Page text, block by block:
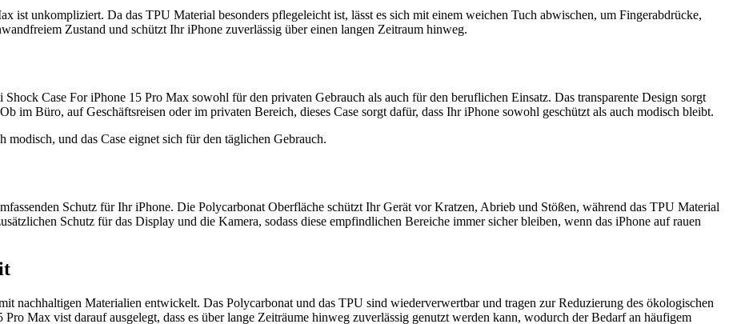
ist unkompliziert. Da das TPU Material besonders pflegeleicht ist, lässt es sich mit einem weichen Tuch abwischen, um Fingerabdrücke,
Zustand und schützt Ihr iPhone zuverlässig über einen langen Zeitraum hinweg.
Case For iPhone 15 Pro Max sowohl für den privaten Gebrauch als auch für den beruflichen Einsatz. Das transparente Design sorgt
im Büro, auf Geschäftsreisen oder im privaten Bereich, dieses Case sorgt dafür, dass Ihr iPhone sowohl geschützt als auch modisch bleibt.
und das Case eignet sich für den täglichen Gebrauch.
Schutz für Ihr iPhone. Die Polycarbonat Oberfläche schützt Ihr Gerät vor Kratzen, Abrieb und Stößen, während das TPU Material
Schutz für das Display und die Kamera, sodass diese empfindlichen Bereiche immer sicher bleiben, wenn das iPhone auf rauen
nachhaltigen Materialien entwickelt. Das Polycarbonat und das TPU sind wiederverwertbar und tragen zur Reduzierung des ökologischen
Max vist darauf ausgelegt, dass es über lange Zeiträume hinweg zuverlässig genutzt werden kann, wodurch der Bedarf an häufigem